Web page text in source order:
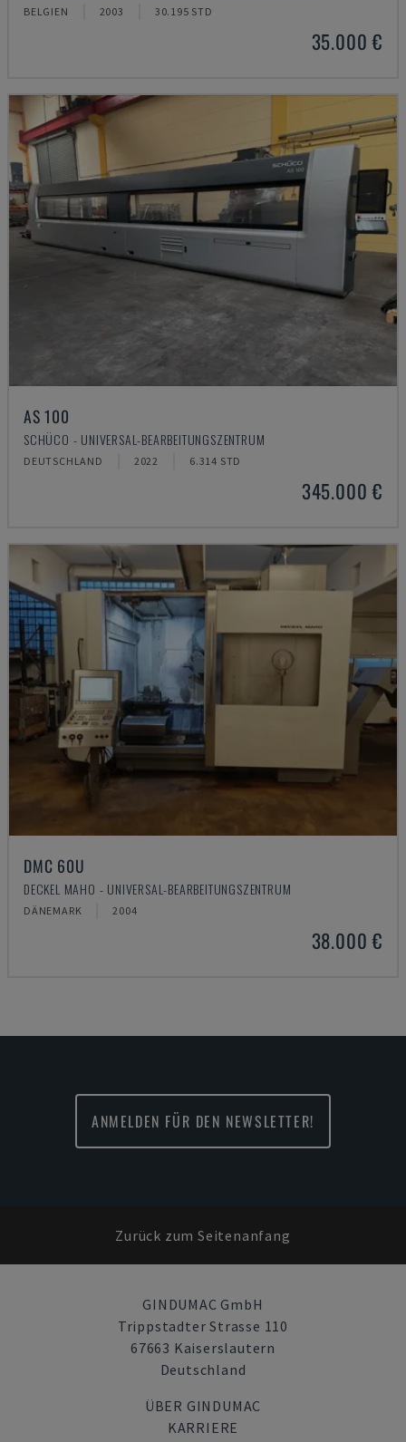
BELGIEN 2003 30.195 STD
35.000 €
AS 100
SCHÜCO - UNIVERSAL-BEARBEITUNGSZENTRUM
DEUTSCHLAND 2022 6.314 STD
345.000 €
DMC 60U
DECKEL MAHO - UNIVERSAL-BEARBEITUNGSZENTRUM
DÄNEMARK 2004
38.000 €
ANMELDEN FÜR DEN NEWSLETTER!
Zurück zum Seitenanfang
GINDUMAC GmbH
Trippstadter Strasse 110
67663 Kaiserslautern
Deutschland
ÜBER GINDUMAC
KARRIERE